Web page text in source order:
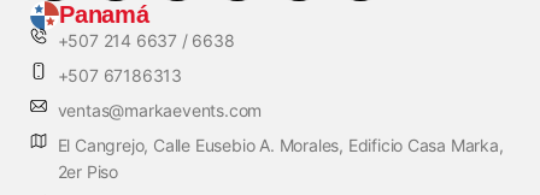
Panamá
+507 214 6637 / 6638
+507 67186313
ventas@markaevents.com
El Cangrejo, Calle Eusebio A. Morales, Edificio Casa Marka,
2er Piso